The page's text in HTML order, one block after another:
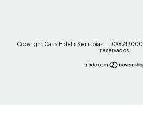
Copyright Carla Fidelis SemiJoias -
reservados.